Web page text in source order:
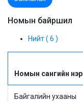
Номын байршил
Нийт ( 6 )
Номын сангийн нэр
Байгалийн ухааны